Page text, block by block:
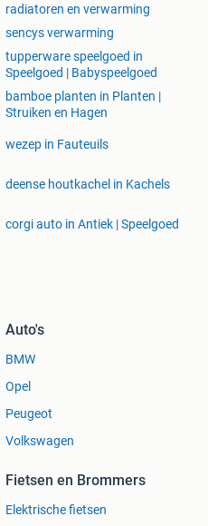
radiatoren en verwarming
sencys verwarming
tupperware speelgoed in
Speelgoed | Babyspeelgoed
bamboe planten in Planten |
Struiken en Hagen
wezep in Fauteuils
deense houtkachel in Kachels
corgi auto in Antiek | Speelgoed
Auto's
BMW
Opel
Peugeot
Volkswagen
Fietsen en Brommers
Elektrische fietsen